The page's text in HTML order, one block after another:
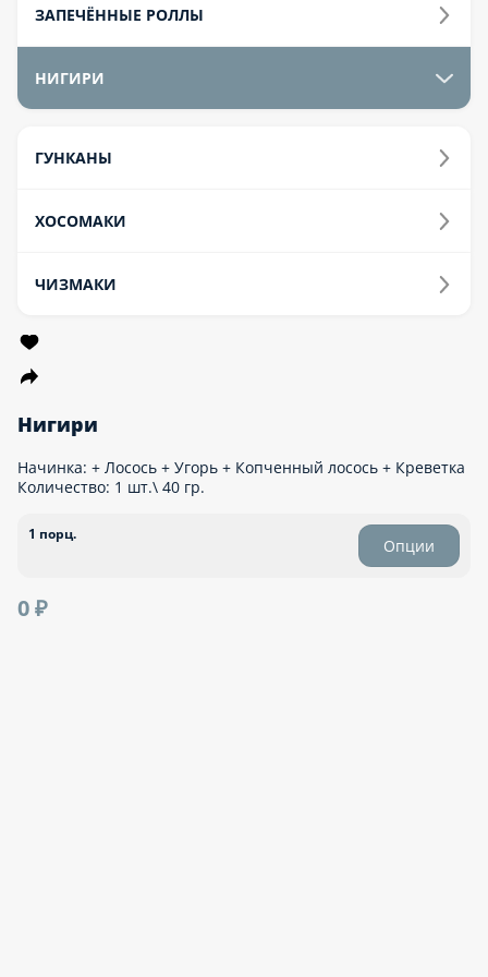
ЗАПЕЧЁННЫЕ РОЛЛЫ
НИГИРИ
ГУНКАНЫ
ХОСОМАКИ
ЧИЗМАКИ
Нигири
Начинка: + Лосось + Угорь + Копченный лосось + Креветка
Количество: 1 шт.\ 40 гр.
1 порц.
Опции
0 ₽